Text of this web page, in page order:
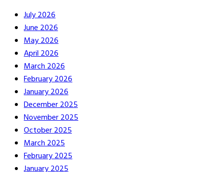
July 2026
June 2026
May 2026
April 2026
March 2026
February 2026
January 2026
December 2025
November 2025
October 2025
March 2025
February 2025
January 2025